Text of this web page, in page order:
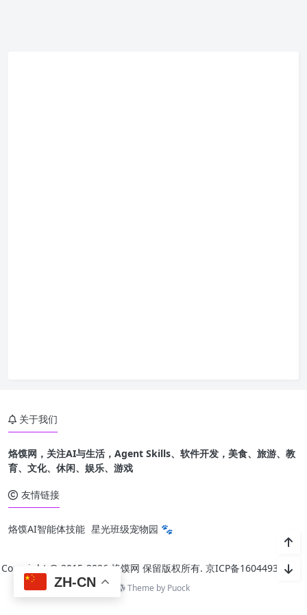
关于我们
烙馍网，关注AI与生活，Agent Skills、软件开发，美食、旅游、教
育、文化、休闲、娱乐、游戏
友情链接
烙馍AI智能体技能 星光班级宠物园 🐾
Copyright @ 2015- 2026 烙馍网 保留版权所有. 京ICP备16044936号-1
Theme by Puock
ZH-CN